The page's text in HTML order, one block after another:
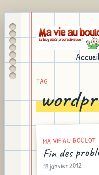
TAG
MA VIE AU BOULOT
Fin des
19 janvier 2012